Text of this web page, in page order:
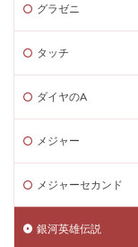
グラゼニ
タッチ
ダイヤのA
メジャー
メジャーセカンド
銀河英雄伝説